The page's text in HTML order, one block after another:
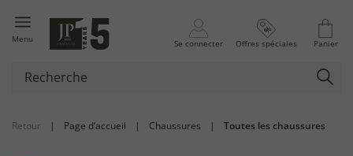
Menu Se connecter Offres spéciales Panier
Retour | Page d’accueil | Chaussures | Toutes les chaussures